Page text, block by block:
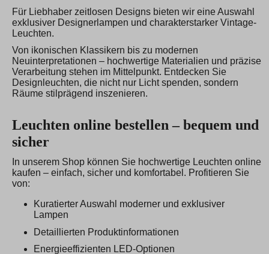
Für Liebhaber zeitlosen Designs bieten wir eine Auswahl
exklusiver Designerlampen und charakterstarker Vintage-
Leuchten.
Von ikonischen Klassikern bis zu modernen
Neuinterpretationen – hochwertige Materialien und präzise
Verarbeitung stehen im Mittelpunkt. Entdecken Sie
Designleuchten, die nicht nur Licht spenden, sondern
Räume stilprägend inszenieren.
Leuchten online bestellen – bequem und
sicher
In unserem Shop können Sie hochwertige Leuchten online
kaufen – einfach, sicher und komfortabel. Profitieren Sie
von:
Kuratierter Auswahl moderner und exklusiver
Lampen
Detaillierten Produktinformationen
Energieeffizienten LED-Optionen